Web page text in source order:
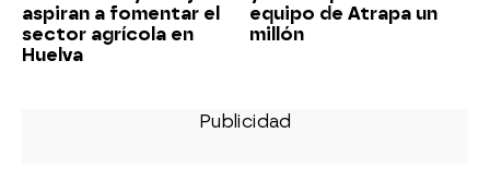
aspiran a fomentar el
sector agrícola en
Huelva
equipo de Atrapa un
millón